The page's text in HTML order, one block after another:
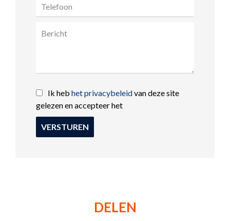
Ik heb het privacybeleidvan deze site
gelezen en accepteer het
VERSTUREN
DELEN